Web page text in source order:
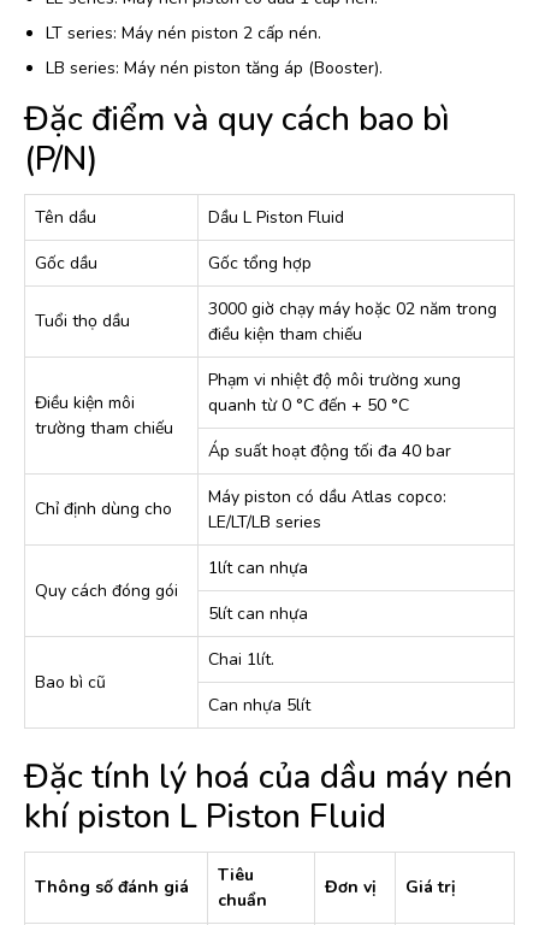
LT series: Máy nén piston 2 cấp nén.
LB series: Máy nén piston tăng áp (Booster).
Đặc điểm và quy cách bao bì
(P/N)
Tên dầu
Dầu L Piston Fluid
Gốc dầu
Gốc tổng hợp
Tuổi thọ dầu
3000 giờ chạy máy hoặc 02 năm trong
điều kiện tham chiếu
Điều kiện môi
trường tham chiếu
Phạm vi nhiệt độ môi trường xung
quanh từ 0 °C đến + 50 °C
Áp suất hoạt động tối đa 40 bar
Chỉ định dùng cho
Máy piston có dầu Atlas copco:
LE/LT/LB series
Quy cách đóng gói
1lít can nhựa
5lít can nhựa
Bao bì cũ
Chai 1lít.
Can nhựa 5lít
Đặc tính lý hoá của dầu máy nén
khí piston L Piston Fluid
Thông số đánh giá
Tiêu
chuẩn
Đơn vị Giá trị